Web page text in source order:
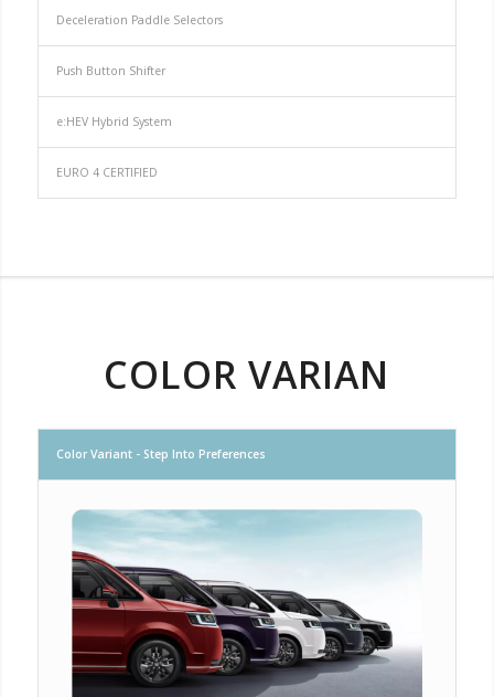
Deceleration Paddle Selectors
Push Button Shifter
e:HEV Hybrid System
EURO 4 CERTIFIED
COLOR VARIAN
Color Variant - Step Into Preferences